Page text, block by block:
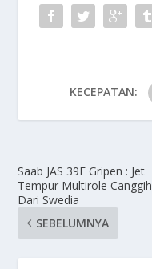
KECEPATAN:
Saab JAS 39E Gripen : Jet
Tempur Multirole Canggih
Dari Swedia
SEBELUMNYA